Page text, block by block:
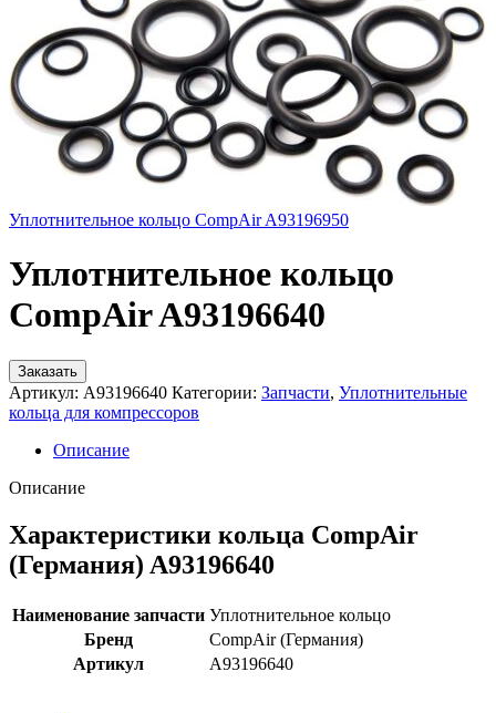
Уплотнительное кольцо CompAir A93196950
Уплотнительное кольцо
CompAir A93196640
Заказать
Артикул: A93196640 Категории: Запчасти, Уплотнительные
кольца для компрессоров
Описание
Описание
Характеристики кольца CompAir
(Германия) A93196640
Наименование запчасти Уплотнительное кольцо
Бренд
CompAir (Германия)
Артикул
A93196640